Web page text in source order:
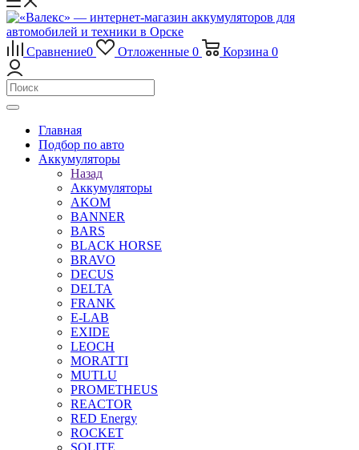
Сравнение0 Отложенные 0 Корзина 0
Главная
Подбор по авто
Аккумуляторы
Назад
Аккумуляторы
AKOM
BANNER
BARS
BLACK HORSE
BRAVO
DECUS
DELTA
FRANK
E-LAB
EXIDE
LEOCH
MORATTI
MUTLU
PROMETHEUS
REACTOR
RED Energy
ROCKET
SOLITE